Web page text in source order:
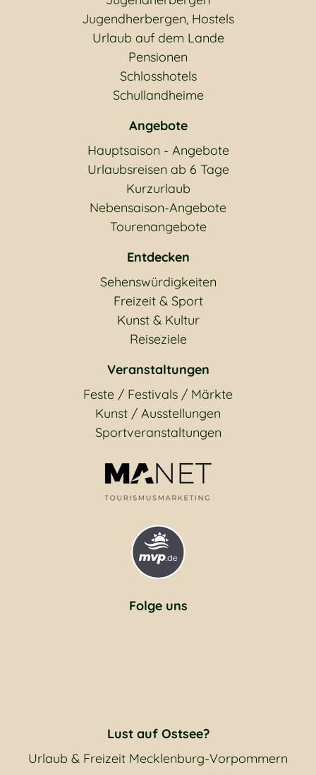
Jugendherbergen, Hostels
Urlaub auf dem Lande
Pensionen
Schlosshotels
Schullandheime
Angebote
Hauptsaison - Angebote
Urlaubsreisen ab 6 Tage
Kurzurlaub
Nebensaison-Angebote
Tourenangebote
Entdecken
Sehenswürdigkeiten
Freizeit & Sport
Kunst & Kultur
Reiseziele
Veranstaltungen
Feste / Festivals / Märkte
Kunst / Ausstellungen
Sportveranstaltungen
Folge uns
Lust auf Ostsee?
Urlaub & Freizeit Mecklenburg-Vorpommern